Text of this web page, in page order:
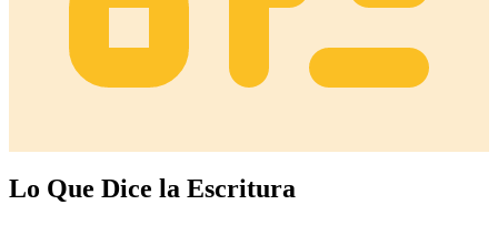
Lo Que Dice la Escritura